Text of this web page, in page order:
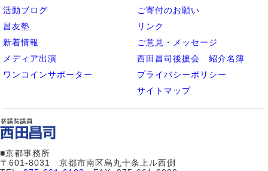
活動ブログ
昌友塾
新着情報
メディア出演
ワンコインサポーター
ご寄付のお願い
リンク
ご意見・メッセージ
西田昌司後援会 紹介名簿
プライバシーポリシー
サイトマップ
■京都事務所
〒601-8031 京都市南区烏丸十条上ル西側